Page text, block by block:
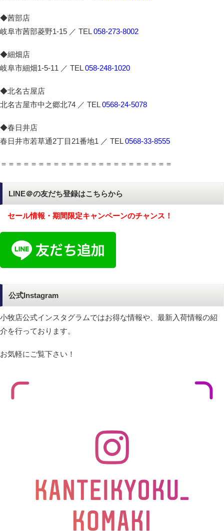
◆茜部店
岐阜市茜部菱野1-15 ／ TEL058-273-8002
◆細畑店
岐阜市細畑1-5-11 ／ TEL058-248-1020
◆北名古屋店
北名古屋市中之郷北74 ／ TEL0568-24-5078
◆春日井店
春日井市若草通2丁目21番地1 ／ TEL0568-33-8555
＝＝＝＝＝＝＝＝＝＝＝＝＝＝＝＝＝＝＝＝＝＝＝
LINE＠の友だち登録はこちらから
セール情報・期間限定キャンペーンのチャンス！
公式Instagram
小牧店公式インスタグラムではお得な情報や、最新入荷情報の紹
介を行っております。
お気軽にご覧下さい！